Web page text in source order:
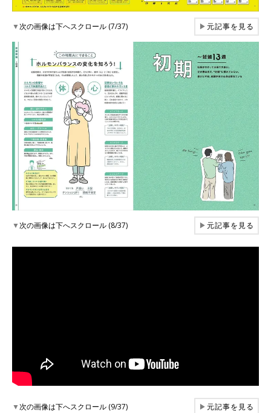
▼次の画像は下へスクロール (7/37) ▶元記事を見る
▼次の画像は下へスクロール (8/37) ▶元記事を見る
▼次の画像は下へスクロール (9/37) ▶元記事を見る